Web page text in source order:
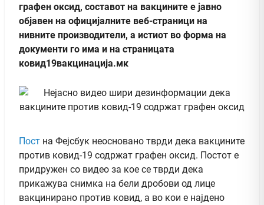
графен оксид, составот на вакцините е јавно
објавен на официјалните веб-страници на
нивните производители, а истиот во форма на
документи го има и на страницата
ковид19вакцинација.мк
Пост на Фејсбук неосновано тврди дека вакцините
против ковид-19 содржат графен оксид. Постот е
придружен со видео за кое се тврди дека
прикажува снимка на бели дробови од лице
вакцинирано против ковид, а во кои е најдено